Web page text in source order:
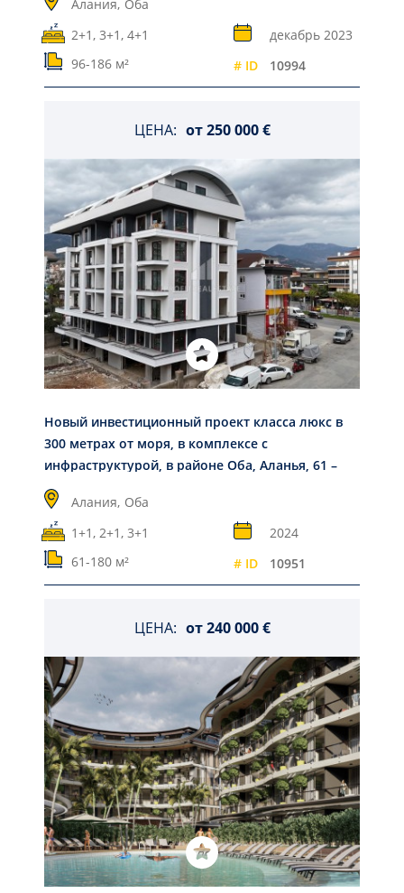
Алания, Оба
2+1, 3+1, 4+1
декабрь 2023
96-186 м²
# ID 10994
ЦЕНА: от250 000 €
Новый инвестиционный проект класса люкс в
300 метрах от моря, в комплексе с
инфраструктурой, в районе Оба, Аланья, 61 –
180 м2
Алания, Оба
1+1, 2+1, 3+1
2024
61-180 м²
# ID 10951
ЦЕНА: от240 000 €